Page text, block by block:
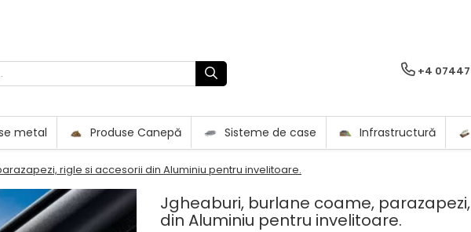
+4
metal Produse Canepă Sisteme de case Infrastructură
rigle si accesorii din Aluminiu pentru invelitoare.
Jgheaburi, burlane coame,
din Aluminiu pentru invelitoare.